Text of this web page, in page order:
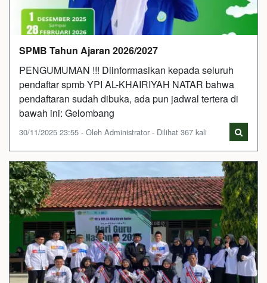
SPMB Tahun Ajaran 2026/2027
PENGUMUMAN !!! Diinformasikan kepada seluruh
pendaftar spmb YPI AL-KHAIRIYAH NATAR bahwa
pendaftaran sudah dibuka, ada pun jadwal tertera di
bawah ini: Gelombang
30/11/2025 23:55 - Oleh Administrator - Dilihat 367 kali